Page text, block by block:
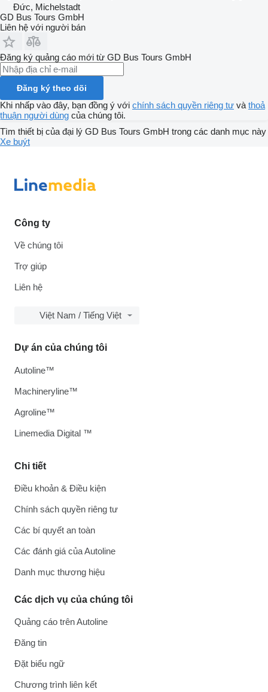
Đức, Michelstadt
GD Bus Tours GmbH
Liên hệ với người bán
Đăng ký quảng cáo mới từ GD Bus Tours GmbH
Đăng ký theo dõi
Khi nhấp vào đây, bạn đồng ý với chính sách quyền riêng tư và thoả
thuận người dùng của chúng tôi.
Tìm thiết bị của đại lý GD Bus Tours GmbH trong các danh mục này
Xe buýt
Công ty
Về chúng tôi
Trợ giúp
Liên hệ
Việt Nam / Tiếng Việt
Chi tiết
Điều khoản & Điều kiện
Chính sách quyền riêng tư
Các bí quyết an toàn
Các đánh giá của Autoline
Danh mục thương hiệu
Các dịch vụ của chúng tôi
Quảng cáo trên Autoline
Đăng tin
Đặt biểu ngữ
Chương trình liên kết
Dự án của chúng tôi
Autoline™
Machineryline™
Agroline™
Linemedia Digital ™